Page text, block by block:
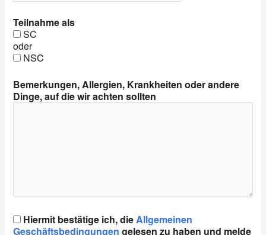
Teilnahme als
SC
oder
NSC
Bemerkungen, Allergien, Krankheiten oder andere
Dinge, auf die wir achten sollten
Hiermit bestätige ich, dieAllgemeinen
Geschäftsbedingungen gelesen zu haben und melde